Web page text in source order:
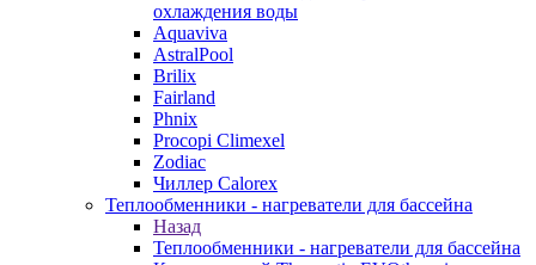
охлаждения воды
Aquaviva
AstralPool
Brilix
Fairland
Phnix
Procopi Climexel
Zodiac
Чиллер Calorex
Теплообменники - нагреватели для бассейна
Назад
Теплообменники - нагреватели для бассейна